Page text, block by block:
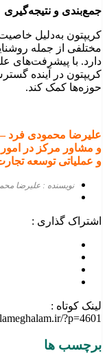
جمع‌بندی و نتیجه‌گیری
کریپتون به‌دلیل
مختلفی از جمله
دارد. با پیشرفت‌های
کریپتون در آینده
حوزه‌ها کمک کند.
علیرضا محمودی فرد –
و مشاور مرکز در
و عملیاتی توسعه
نویسنده : علیرضا
اشتراک گذاری :
لینک کوتاه :
?p=4601
برچسب ها